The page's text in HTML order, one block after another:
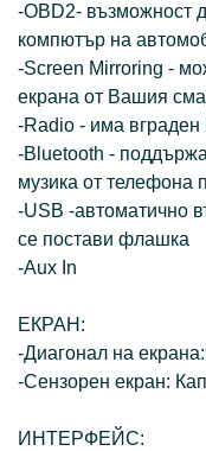
-OBD2- възможност
компютър на
-Screen Mirroring -
екрана от Вашия
-Radio - има вграден
-Bluetooth -
музика от телефона
-USB -автоматично
се постави флашка
-Aux In
ЕКРАН:
-Диагонал на
-Сензорен екран:
ИНТЕРФЕЙС: